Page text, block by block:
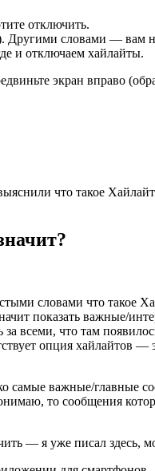
отключить.
Другими словами — вам
и отключаем хайлайты.
экран вправо
что такое
словами что такое
показать важные/
всеми, что там
опция хайлайтов —
самые важные/главные
то сообщения
— я уже писал здесь,